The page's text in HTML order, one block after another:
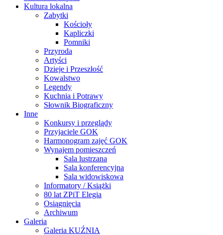
Kultura lokalna
Zabytki
Kościoły
Kapliczki
Pomniki
Przyroda
Artyści
Dzieje i Przeszłość
Kowalstwo
Legendy
Kuchnia i Potrawy
Słownik Biograficzny
Inne
Konkursy i przeglądy
Przyjaciele GOK
Harmonogram zajęć GOK
Wynajem pomieszczeń
Sala lustrzana
Sala konferencyjna
Sala widowiskowa
Informatory / Książki
80 lat ZPiT Elegia
Osiągnięcia
Archiwum
Galeria
Galeria KUŹNIA